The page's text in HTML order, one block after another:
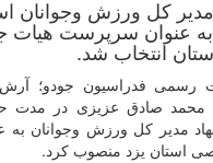
مدیر کل ورزش وجوانان
عنوان سرپرست هیات
انتخاب شد.
رسمی فدراسیون جودو؛
محمد صادق عزیزی در مدت
مدیر کل ورزش وجوانان
استان یزد منصوب کرد.